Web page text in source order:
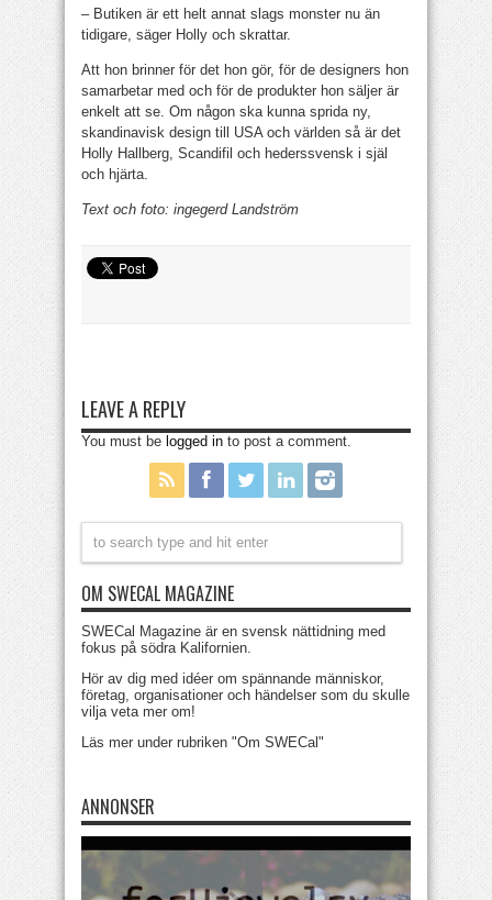
– Butiken är ett helt annat slags monster nu än
tidigare, säger Holly och skrattar.
Att hon brinner för det hon gör, för de designers hon
samarbetar med och för de produkter hon säljer är
enkelt att se. Om någon ska kunna sprida ny,
skandinavisk design till USA och världen så är det
Holly Hallberg, Scandifil och hederssvensk i själ
och hjärta.
Text och foto: ingegerd Landström
LEAVE A REPLY
You must be logged in to post a comment.
OM SWECAL MAGAZINE
SWECal Magazine är en svensk nättidning med
fokus på södra Kalifornien.
Hör av dig med idéer om spännande människor,
företag, organisationer och händelser som du skulle
vilja veta mer om!
Läs mer under rubriken "Om SWECal"
ANNONSER